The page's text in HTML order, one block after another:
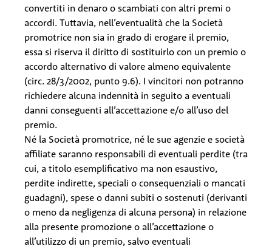
convertiti in denaro o scambiati con altri premi o
accordi. Tuttavia, nell’eventualità che la Società
promotrice non sia in grado di erogare il premio,
essa si riserva il diritto di sostituirlo con un premio o
accordo alternativo di valore almeno equivalente
(circ. 28/3/2002, punto 9.6). I vincitori non potranno
richiedere alcuna indennità in seguito a eventuali
danni conseguenti all’accettazione e/o all’uso del
premio.
Né la Società promotrice, né le sue agenzie e società
affiliate saranno responsabili di eventuali perdite (tra
cui, a titolo esemplificativo ma non esaustivo,
perdite indirette, speciali o consequenziali o mancati
guadagni), spese o danni subiti o sostenuti (derivanti
o meno da negligenza di alcuna persona) in relazione
alla presente promozione o all’accettazione o
all’utilizzo di un premio, salvo eventuali